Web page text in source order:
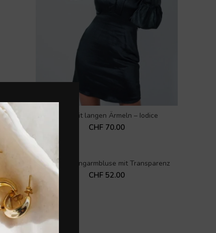
IN DEN WARENKORB
Kleid mit langen Ärmeln – Iodice
CHF70.00
IN DEN WARENKORB
Lebôh – Langarmbluse mit Transparenz
CHF52.00